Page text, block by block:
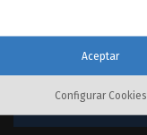
Email
Aceptar
Configurar Cookies